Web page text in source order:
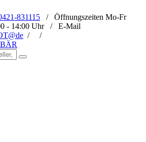
831115 / Öffnungszeiten Mo-Fr
- 14:00 Uhr / E-Mail
/ /